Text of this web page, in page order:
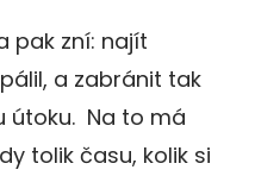
pak zní: najít
a zabránit tak
útoku. Na to má
tolik času, kolik si